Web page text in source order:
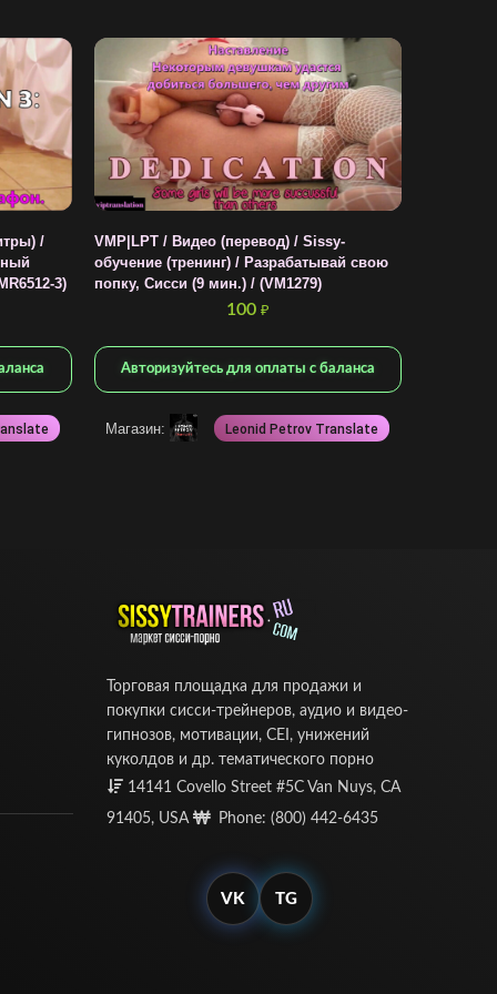
/
3)
VMP|LPT / Видео (перевод) / Sissy-
обучение (тренинг) / Разрабатывай свою
попку, Сисси (9 мин.) / (VM1279)
100 ₽
Авторизуйтесь для оплаты с баланса
Магазин: Leonid Petrov Translate
Торговая площадка для продажи и
покупки сисси-трейнеров, аудио и видео-
гипнозов, мотивации, CEI, унижений
куколдов и др. тематического порно
14141 Covello Street #5C Van Nuys, CA
91405, USA
Phone: (800) 442-6435
VK TG